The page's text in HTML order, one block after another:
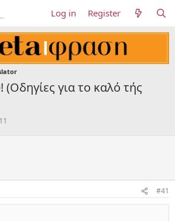
Log in Register
για το καλό τής
#41